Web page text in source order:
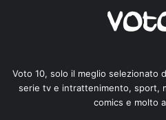
Voto 10, solo il meglio selezionato
serie tv e intrattenimento, sport,
comics e molto